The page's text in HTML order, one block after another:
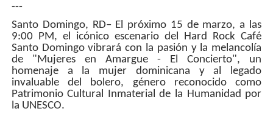
---
Santo Domingo, RD– El próximo 15 de marzo, a las
9:00 PM, el icónico escenario del Hard Rock Café
Santo Domingo vibrará con la pasión y la melancolía
de "Mujeres en Amargue - El Concierto", un
homenaje a la mujer dominicana y al legado
invaluable del bolero, género reconocido como
Patrimonio Cultural Inmaterial de la Humanidad por
la UNESCO.